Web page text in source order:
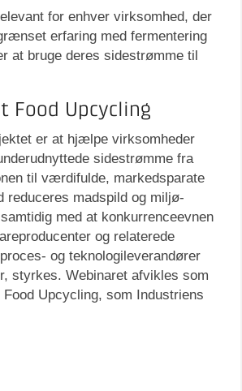
for enhver virksomhed, der
erfaring med fermentering
at bruge deres sidestrømme til
Food Upcycling
er at hjælpe virksomheder
sidestrømme fra
til værdifulde, markedsparate
reduceres madspild og miljø-
med at konkurrenceevnen
og relaterede
og teknologileverandører
styrkes. Webinaret afvikles som
Upcycling, som Industriens